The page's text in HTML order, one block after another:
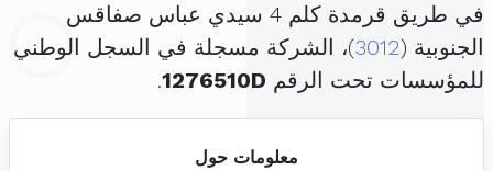
في طريق قرمدة كلم 4 سيدي عباس صفاقس
الجنوبية (3012)، الشركة مسجلة في السجل الوطني
للمؤسسات تحت الرقم 1276510D
.
معلومات حول